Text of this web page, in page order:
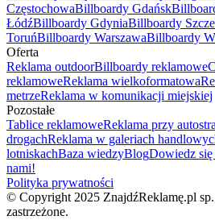
CzęstochowaBillboardy Gdańsk
ŁódźBillboardy GdyniaBillboardy
ToruńBillboardy WarszawaBillboardy
Oferta
Reklama outdoorBillboardy reklamowe
reklamoweReklama wielkoformatowa
metrzeReklama w komunikacji miejskiej
Pozostałe
Tablice reklamoweReklama przy
drogachReklama w galeriach
lotniskachBaza wiedzyBlogDowiedz
nami!
Polityka prywatności
© Copyright 2025 ZnajdźReklamę.pl
zastrzeżone.